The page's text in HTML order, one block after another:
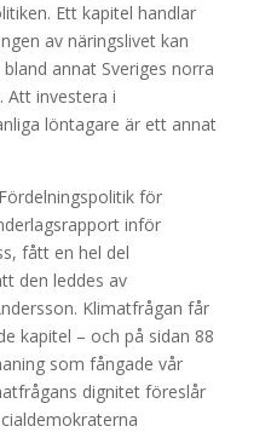
Ett kapitel handlar
av näringslivet kan
annat Sveriges norra
Att investera i
löntagare är ett annat
för
inför
fått en hel del
den leddes av
Klimatfrågan får
kapitel – och på sidan 88
som fångade vår
dignitet föreslår